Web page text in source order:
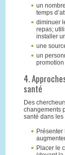
un
temps
diminuer
repas;
installer
une
un
promotion
4.
santé
Des
changements
santé dans
Présenter
Placer le